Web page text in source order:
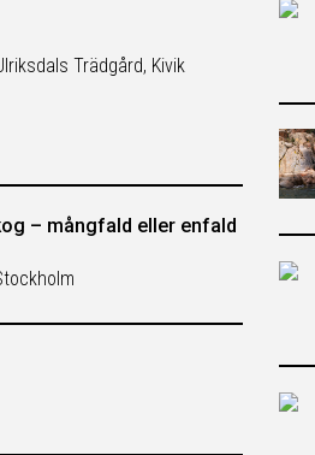
Trädgård, Kivik
– mångfald eller enfald